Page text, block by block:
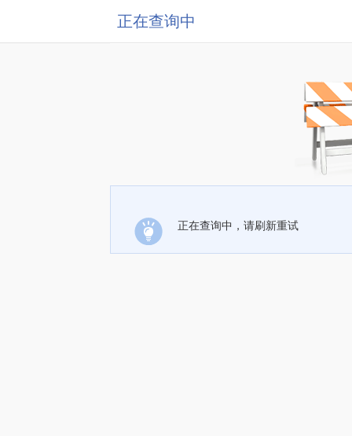
正在查询中
正在查询中，请刷新重试